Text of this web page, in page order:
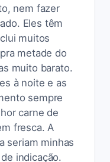
nem fazer
Eles têm
muitos
metade do
muito barato.
à noite e as
sempre
carne de
fresca. A
seriam minhas
indicação.